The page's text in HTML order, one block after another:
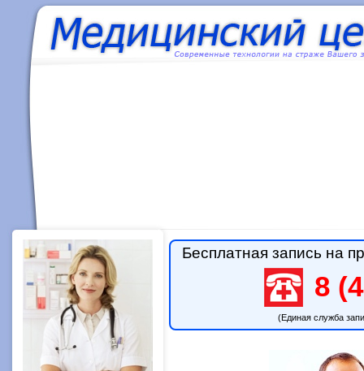
Бесплатная запись на
8
(Единая служба